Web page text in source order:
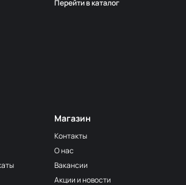
МП-20-309/1
МП-20-F206
МП-20-F321/1
Перейти в каталог
Магазин
Контакты
О нас
Вакансии
Акции и новости